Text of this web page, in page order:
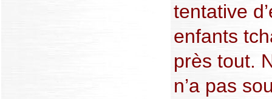
tentative
enfants
près tout.
n’a pas